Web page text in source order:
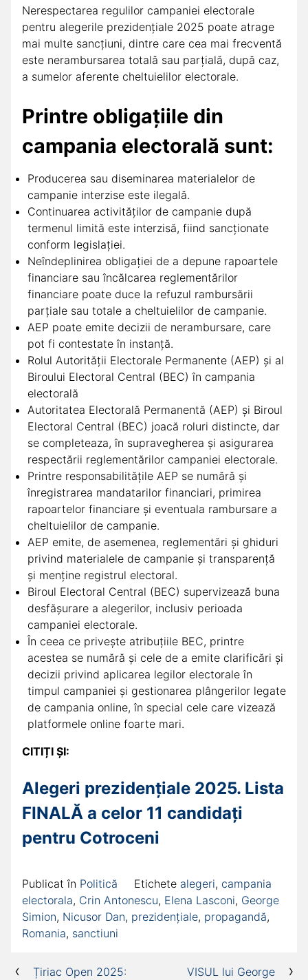
Nerespectarea regulilor campaniei electorale
pentru alegerile prezidențiale 2025 poate atrage
mai multe sancțiuni, dintre care cea mai frecventă
este nerambursarea totală sau parțială, după caz,
a sumelor aferente cheltuielilor electorale.
Printre obligațiile din
campania electorală sunt:
Producerea sau diseminarea materialelor de
campanie interzise este ilegală.
Continuarea activităților de campanie după
termenul limită este interzisă, fiind sancționate
conform legislației.
Neîndeplinirea obligației de a depune rapoartele
financiare sau încălcarea reglementărilor
financiare poate duce la refuzul rambursării
parțiale sau totale a cheltuielilor de campanie.
AEP poate emite decizii de nerambursare, care
pot fi contestate în instanță.
Rolul Autorității Electorale Permanente (AEP) și al
Biroului Electoral Central (BEC) în campania
electorală
Autoritatea Electorală Permanentă (AEP) și Biroul
Electoral Central (BEC) joacă roluri distincte, dar
se completeaza, în supravegherea și asigurarea
respectării reglementărilor campaniei electorale.
Printre responsabilitățile AEP se numără și
înregistrarea mandatarilor financiari, primirea
rapoartelor financiare și eventuala rambursare a
cheltuielilor de campanie.
AEP emite, de asemenea, reglementări și ghiduri
privind materialele de campanie și transparență
și menține registrul electoral.
Biroul Electoral Central (BEC) supervizează buna
desfășurare a alegerilor, inclusiv perioada
campaniei electorale.
În ceea ce privește atribuțiile BEC, printre
acestea se numără și cele de a emite clarificări și
decizii privind aplicarea legilor electorale în
timpul campaniei și gestionarea plângerilor legate
de campania online, în special cele care vizează
platformele online foarte mari.
CITIȚI ȘI:
Alegeri prezidențiale 2025. Lista
FINALĂ a celor 11 candidați
pentru Cotroceni
Publicat în Politică Etichete alegeri, campania
electorala, Crin Antonescu, Elena Lasconi, George
Simion, Nicusor Dan, prezidențiale, propagandă,
Romania, sanctiuni
Navigare VISUL lui George
Țiriac Open 2025: